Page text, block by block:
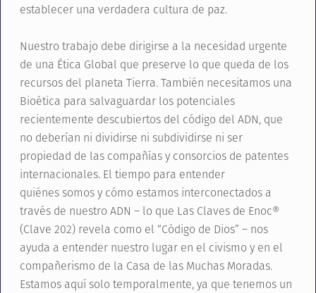
establecer una verdadera cultura de paz.
Nuestro trabajo debe dirigirse a la necesidad urgente
de una Ética Global que preserve lo que queda de los
recursos del planeta Tierra. También necesitamos una
Bioética para salvaguardar los potenciales
recientemente descubiertos del código del ADN, que
no deberían ni dividirse ni subdividirse ni ser
propiedad de las compañías y consorcios de patentes
internacionales. El tiempo para entender
quiénes somos y cómo estamos interconectados a
través de nuestro ADN – lo que Las Claves de Enoc®
(Clave 202) revela como el “Código de Dios” – nos
ayuda a entender nuestro lugar en el civismo y en el
compañerismo de la Casa de las Muchas Moradas.
Estamos aquí solo temporalmente, ya que tenemos un